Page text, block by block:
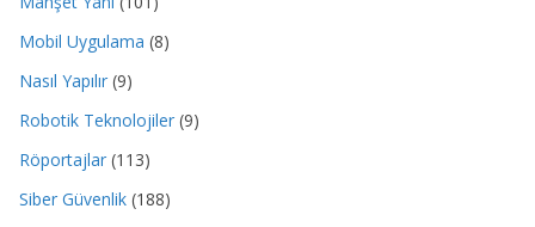
Mobil Uygulama (8)
Nasıl Yapılır (9)
Robotik Teknolojiler (9)
Röportajlar (113)
Siber Güvenlik (188)